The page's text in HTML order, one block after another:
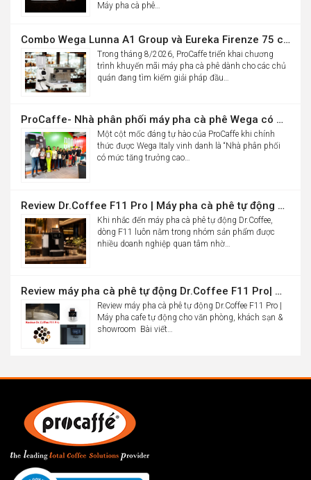
Máy pha cà phê…
Combo Wega Lunna A1 Group và Eureka Firenze 75 chỉ 61,9 triệu
Trong tháng 8/2026, ProCaffe triển khai chương
trình khuyến mãi máy pha cà phê dành cho các chủ
quán đang tìm kiếm giải pháp đầu…
ProCaffe- Nhà phân phối máy pha cà phê Wega có mức tăng trưởng cao nhất thế giới
Một cột mốc đáng tự hào của ProCaffe khi chính
thức được Wega Italy vinh danh là “Nhà phân phối
có mức tăng trưởng cao…
Review Dr.Coffee F11 Pro | Máy pha cà phê tự động cho văn phòng
Khi nhắc đến máy pha cà phê tự động Dr.Coffee,
dòng F11 luôn nằm trong nhóm sản phẩm được
nhiều doanh nghiệp quan tâm nhờ…
Review máy pha cà phê tự động Dr.Coffee F11 Pro| Máy pha cafe tự động cho văn phòng, khách sạn & showroom
Review máy pha cà phê tự động Dr.Coffee F11 Pro |
Máy pha cafe tự động cho văn phòng, khách sạn &
showroom Bài viết…